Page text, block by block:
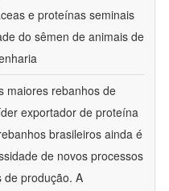
e proteínas seminais
do sêmen de animais de
maiores rebanhos de
exportador de proteína
brasileiros ainda é
de novos processos
de produção. A